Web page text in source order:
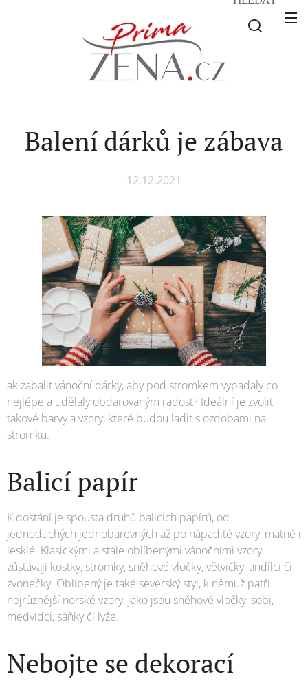
Balení dárků je zábava
12.12.2021
ak zabalit vánoční dárky, aby pod stromkem vypadaly co
nejlépe a udělaly obdarovaným radost? Ideální je zvolit
takové barvy a vzory, které budou ladit s ozdobami na
stromku.
Balicí papír
K dostání je spousta druhů balicích papírů, od
jednoduchých jednobarevných až po nápadité vzory, matné i
lesklé. Klasickými a stále oblíbenými vánočními vzory
zůstávají kostky, stromky, sněhové vločky, větvičky, andílci či
zvonečky. Oblíbený je také severský styl, k němuž patří
nejrůznější norské vzory, jako jsou sněhové vločky, sobi,
medvídci, sáňky či lyže.
Nebojte se dekorací